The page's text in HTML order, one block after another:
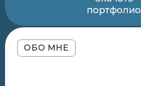
портфолио
ОБО МНЕ